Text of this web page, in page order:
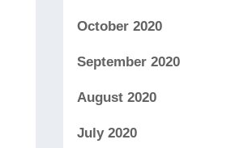
October 2020
September 2020
August 2020
July 2020